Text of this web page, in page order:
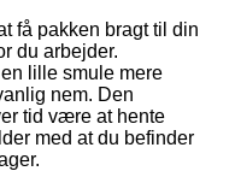
få pakken bragt til din
du arbejder.
lille smule mere
nem. Den
tid være at hente
med at du befinder